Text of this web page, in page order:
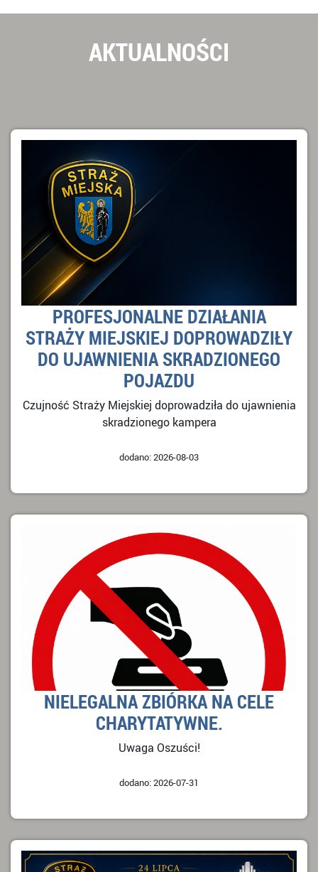
AKTUALNOŚCI
PROFESJONALNE DZIAŁANIA
STRAŻY MIEJSKIEJ DOPROWADZIŁY
DO UJAWNIENIA SKRADZIONEGO
POJAZDU
Czujność Straży Miejskiej doprowadziła do ujawnienia
skradzionego kampera
dodano: 2026-08-03
NIELEGALNA ZBIÓRKA NA CELE
CHARYTATYWNE.
Uwaga Oszuści!
dodano: 2026-07-31